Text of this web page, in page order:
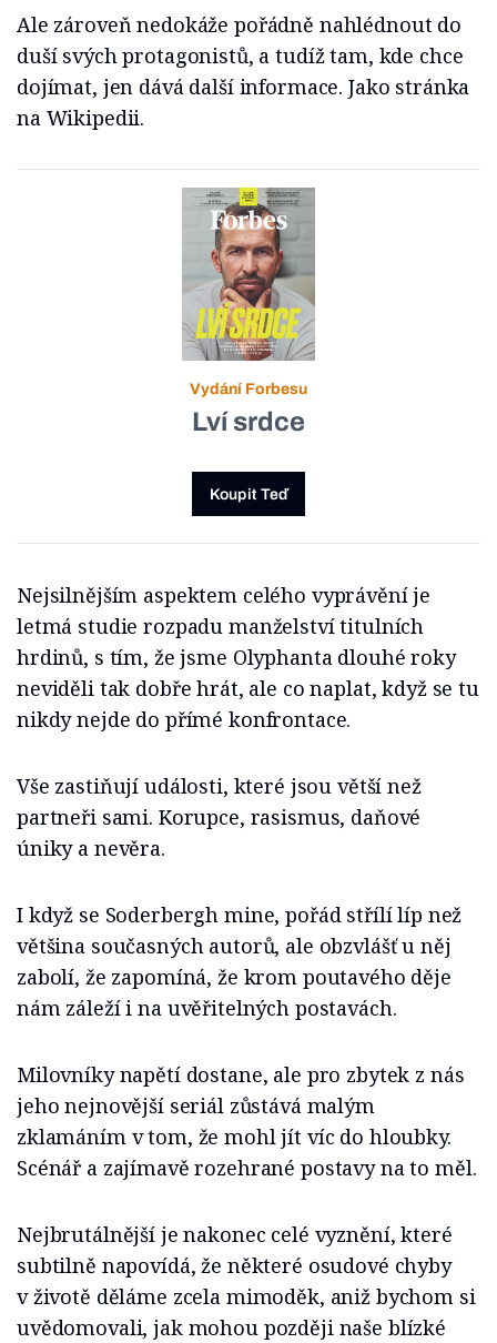
Ale zároveň nedokáže pořádně nahlédnout do
duší svých protagonistů, a tudíž tam, kde chce
dojímat, jen dává další informace. Jako stránka
na Wikipedii.
Vydání Forbesu
Lví srdce
Koupit Teď
Nejsilnějším aspektem celého vyprávění je
letmá studie rozpadu manželství titulních
hrdinů, s tím, že jsme Olyphanta dlouhé roky
neviděli tak dobře hrát, ale co naplat, když se tu
nikdy nejde do přímé konfrontace.
Vše zastiňují události, které jsou větší než
partneři sami. Korupce, rasismus, daňové
úniky a nevěra.
I když se Soderbergh mine, pořád střílí líp než
většina současných autorů, ale obzvlášť u něj
zabolí, že zapomíná, že krom poutavého děje
nám záleží i na uvěřitelných postavách.
Milovníky napětí dostane, ale pro zbytek z nás
jeho nejnovější seriál zůstává malým
zklamáním v tom, že mohl jít víc do hloubky.
Scénář a zajímavě rozehrané postavy na to měl.
Nejbrutálnější je nakonec celé vyznění, které
subtilně napovídá, že některé osudové chyby
v životě děláme zcela mimoděk, aniž bychom si
uvědomovali, jak mohou později naše blízké